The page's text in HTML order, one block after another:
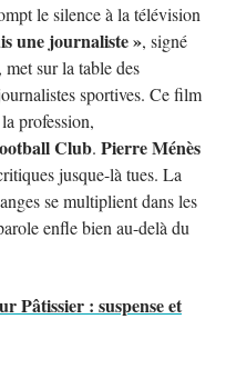
le silence à la télévision
une journaliste », signé
sur la table des
sportives. Ce film
profession,
Club. Pierre Ménès
jusque-là tues. La
se multiplient dans les
enfle bien au-delà du
Pâtissier : suspense et